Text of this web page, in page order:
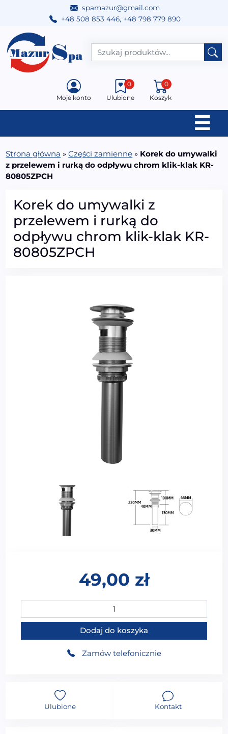
spamazur@gmail.com
+48 508 853 446, +48 798 779 890
Przejdź do treści
Main Navigation
Moje konto Ulubione
0
Koszyk
0
☰
Strona główna »Części zamienne » Korek do umywalki
z przelewem i rurką do odpływu chrom klik-klak KR-
80805ZPCH
Korek do umywalki z
przelewem i rurką do
odpływu chrom klik-klak KR-
80805ZPCH
49,00 zł
ilość Korek do umywalki z przelewem i rurką do
Dodaj do koszyka
Zamów telefonicznie
Ulubione Kontakt